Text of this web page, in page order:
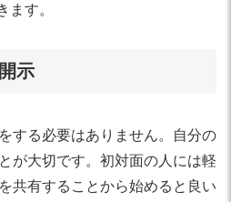
ます。
示
する必要はありません。自分の
が大切です。初対面の人には軽
共有することから始めると良い